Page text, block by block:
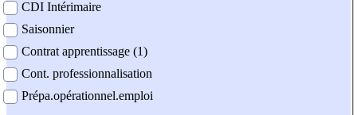
CDI Intérimaire
Saisonnier
Contrat apprentissage (1)
Cont. professionnalisation
Prépa.opérationnel.emploi